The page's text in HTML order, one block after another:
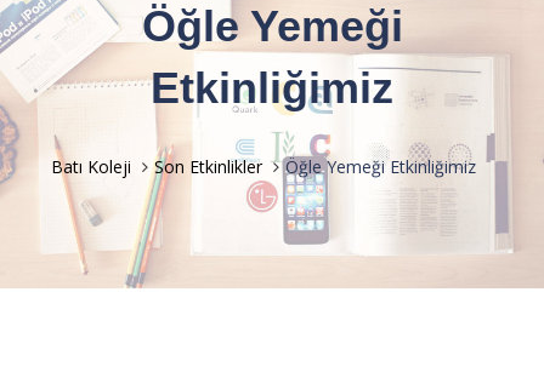
Öğle Yemeği
Etkinliğimiz
Batı Koleji Son Etkinlikler Öğle Yemeği Etkinliğimiz